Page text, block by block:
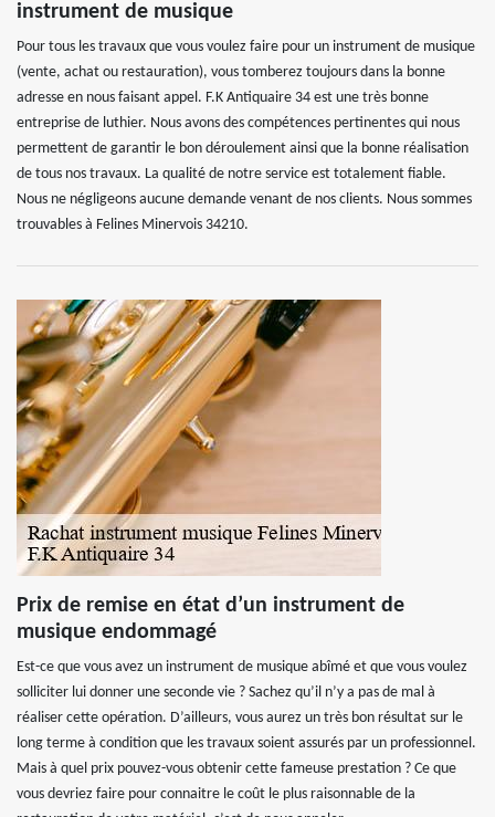
instrument de musique
Pour tous les travaux que vous voulez faire pour un instrument de musique
(vente, achat ou restauration), vous tomberez toujours dans la bonne
adresse en nous faisant appel. F.K Antiquaire 34 est une très bonne
entreprise de luthier. Nous avons des compétences pertinentes qui nous
permettent de garantir le bon déroulement ainsi que la bonne réalisation
de tous nos travaux. La qualité de notre service est totalement fiable.
Nous ne négligeons aucune demande venant de nos clients. Nous sommes
trouvables à Felines Minervois 34210.
Prix de remise en état d’un instrument de
musique endommagé
Est-ce que vous avez un instrument de musique abîmé et que vous voulez
solliciter lui donner une seconde vie ? Sachez qu’il n’y a pas de mal à
réaliser cette opération. D’ailleurs, vous aurez un très bon résultat sur le
long terme à condition que les travaux soient assurés par un professionnel.
Mais à quel prix pouvez-vous obtenir cette fameuse prestation ? Ce que
vous devriez faire pour connaitre le coût le plus raisonnable de la